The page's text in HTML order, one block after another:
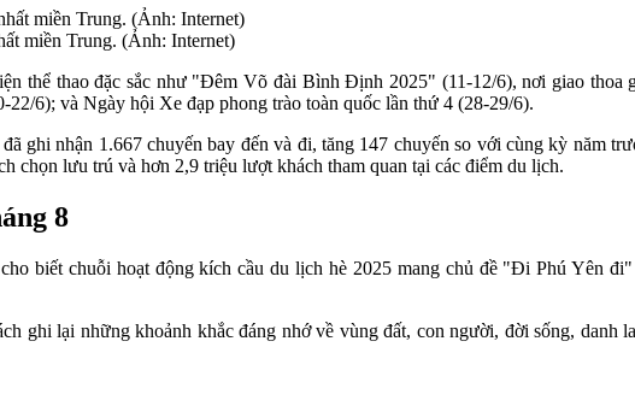
miền Trung. (Ảnh: Internet)
thể thao đặc sắc như "Đêm Võ đài Bình Định 2025" (11-12/6), nơi giao thoa
6); và Ngày hội Xe đạp phong trào toàn quốc lần thứ 4 (28-29/6).
ghi nhận 1.667 chuyến bay đến và đi, tăng 147 chuyến so với cùng kỳ năm
chọn lưu trú và hơn 2,9 triệu lượt khách tham quan tại các điểm du lịch.
8
biết chuỗi hoạt động kích cầu du lịch hè 2025 mang chủ đề "Đi Phú Yên
ghi lại những khoảnh khắc đáng nhớ về vùng đất, con người, đời sống, danh